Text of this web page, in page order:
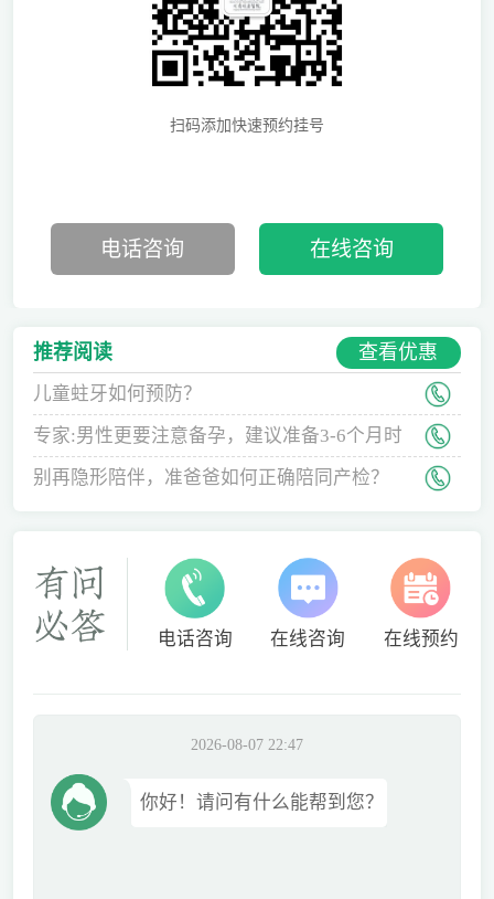
扫码添加快速预约挂号
电话咨询 在线咨询
推荐阅读 查看优惠
儿童蛀牙如何预防？
专家:男性更要注意备孕，建议准备3-6个月时
间
别再隐形陪伴，准爸爸如何正确陪同产检？
电话咨询 在线咨询 在线预约
2026-08-07 22:47
你好！请问有什么能帮到您？